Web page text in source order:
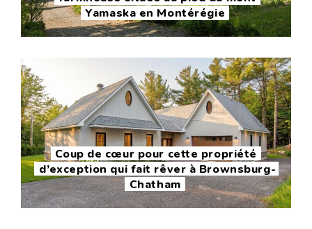
Yamaska en Montérégie
Coup de cœur pour cette propriété
d’exception qui fait rêver à Brownsburg-
Chatham